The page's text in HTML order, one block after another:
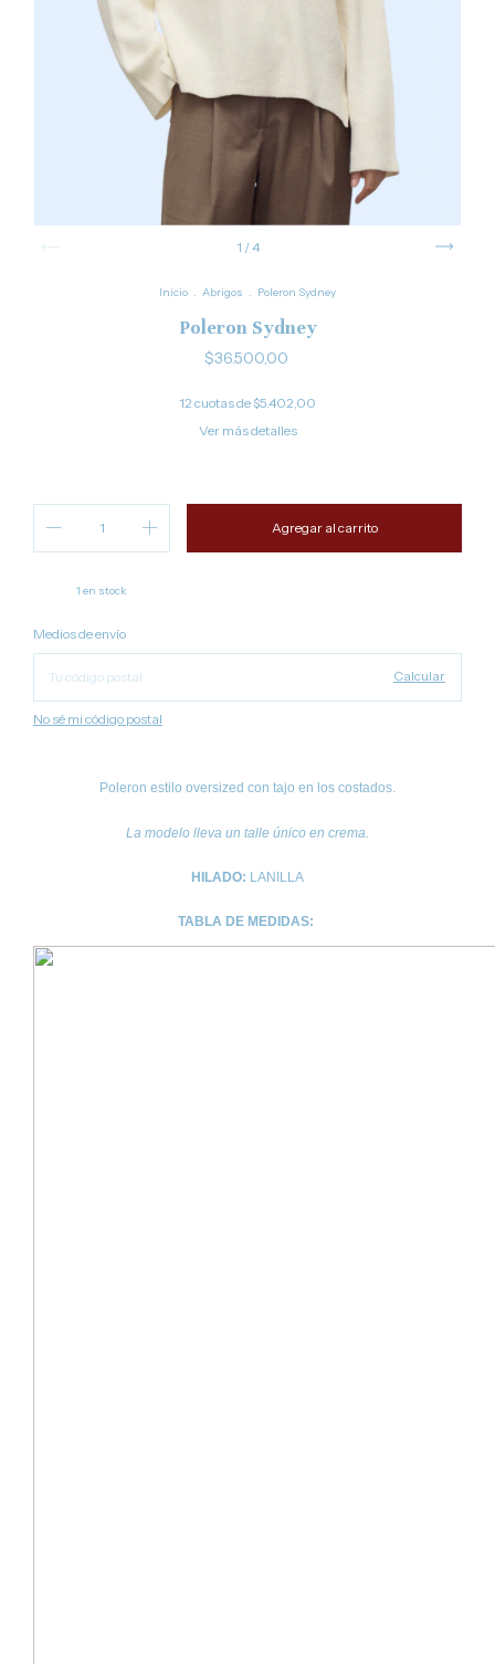
1 /4
Inicio . Abrigos . Poleron Sydney
Poleron Sydney
$36.500,00
12 cuotas de $5.402,00
Ver más detalles
1 en stock
Entregas para el CP:
Medios de envío
Calcular
No sé mi código postal
Poleron estilo oversized con tajo en los costados.
La modelo lleva un talle único en crema.
HILADO: LANILLA
TABLA DE MEDIDAS: